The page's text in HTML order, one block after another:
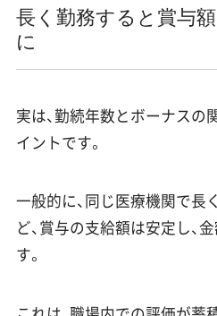
長く勤務すると賞与
に
実は、勤続年数とボーナスの
イントです。
一般的に、同じ医療機関で長
ど、賞与の支給額は安定し、
す。